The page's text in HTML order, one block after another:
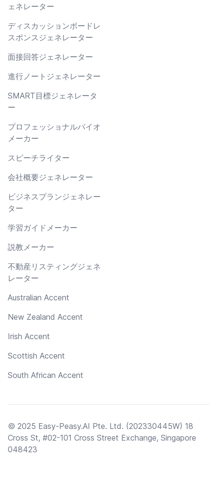
ェネレーター
ディスカッションボードレ
スポンスジェネレーター
面接回答ジェネレーター
進行ノートジェネレーター
SMART目標ジェネレータ
ー
プロフェッショナルバイオ
メーカー
スピーチライター
会社概要ジェネレーター
ビジネスプランジェネレー
ター
学習ガイドメーカー
説教メーカー
不動産リスティングジェネ
レーター
Australian Accent
New Zealand Accent
Irish Accent
Scottish Accent
South African Accent
© 2025 Easy-Peasy.AI Pte. Ltd. (202330445W) 18
Cross St, #02-101 Cross Street Exchange, Singapore
048423